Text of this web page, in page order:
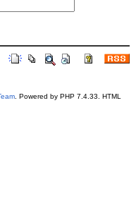
. Powered by PHP 7.4.33. HTML